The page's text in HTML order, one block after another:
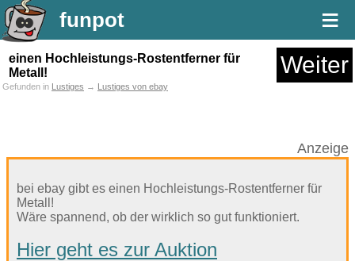
funpot ≡
einen Hochleistungs-Rostentferner für
Metall!
Weiter
Gefunden in Lustiges → Lustiges von ebay
Anzeige
bei ebay gibt es einen Hochleistungs-Rostentferner für
Metall!
Wäre spannend, ob der wirklich so gut funktioniert.
Hier geht es zur Auktion